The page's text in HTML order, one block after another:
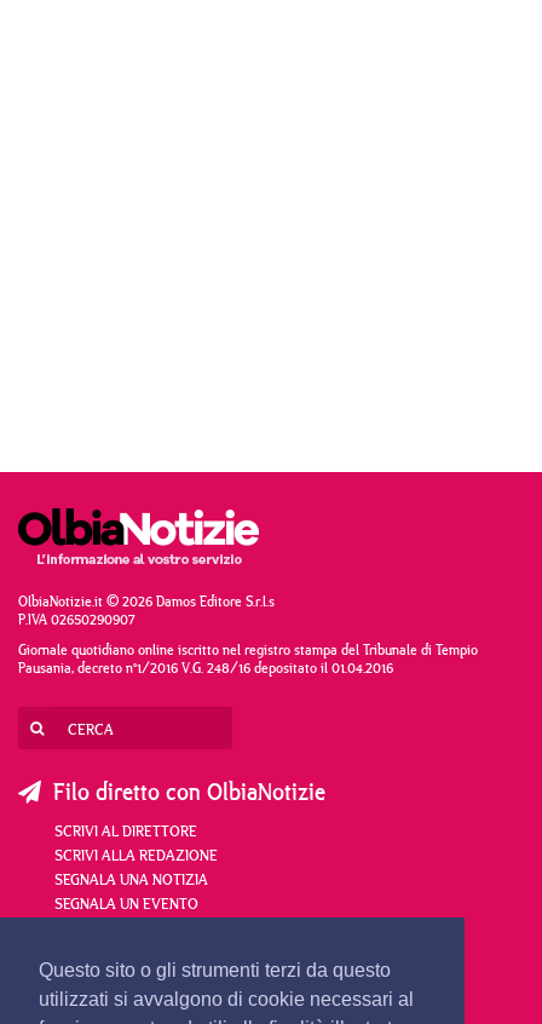
Questo sito o gli strumenti terzi da questo
utilizzati si avvalgono di cookie necessari al
OlbiaNotizie.it © 2026 Damos Editore S.r.l.s
P.IVA 02650290907
Giornale quotidiano online iscritto nel registro stampa del Tribunale di Tempio
Pausania, decreto n°1/2016 V.G. 248/16 depositato il 01.04.2016
Filo diretto con OlbiaNotizie
SCRIVI AL DIRETTORE
SCRIVI ALLA REDAZIONE
SEGNALA UNA NOTIZIA
SEGNALA UN EVENTO
redazione@olbianotizie.it